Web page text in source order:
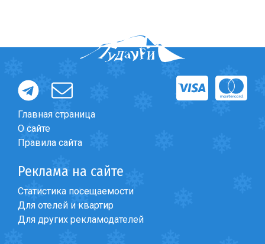
Главная страница
О сайте
Правила сайта
Реклама на сайте
Статистика посещаемости
Для отелей и квартир
Для других рекламодателей